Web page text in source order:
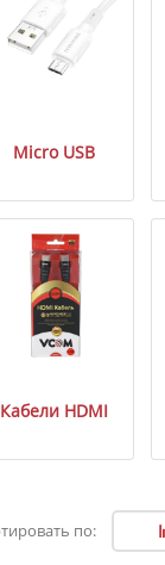
Micro USB
Кабели HDMI
по: